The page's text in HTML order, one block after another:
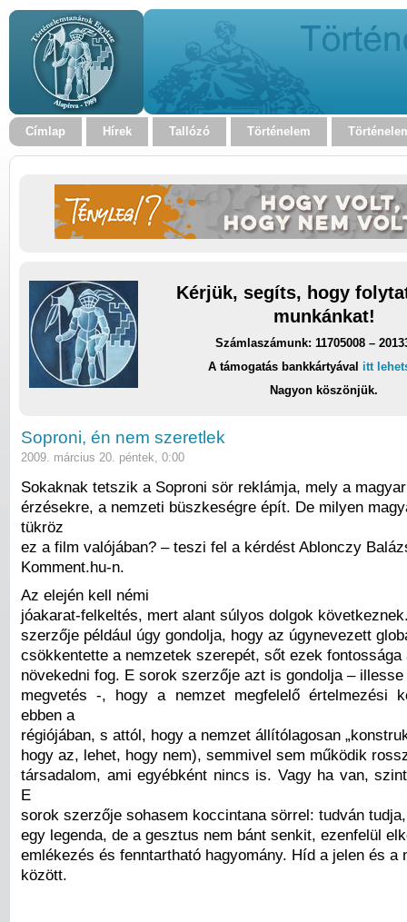
Címlap Hírek Tallózó Történelem
Kérjük, segíts, hogy
munkánkat!
Számlaszámunk: 11705008 –
A támogatás bankkártyával itt
Nagyon köszönjük.
Soproni, én nem szeretlek
2009. március 20. péntek, 0:00
Sokaknak tetszik a Soproni sör reklámja, mely a
érzésekre, a nemzeti büszkeségre épít. De milyen
tükröz
ez a film valójában? – teszi fel a kérdést Ablonczy
Komment.hu-n.
Az elején kell némi
jóakarat-felkeltés, mert alant súlyos dolgok
szerzője például úgy gondolja, hogy az úgynevezett
csökkentette a nemzetek szerepét, sőt ezek fontossága
növekedni fog. E sorok szerzője azt is gondolja –
megvetés -, hogy a nemzet megfelelő értelmezési
ebben a
régiójában, s attól, hogy a nemzet állítólagosan
hogy az, lehet, hogy nem), semmivel sem működik
társadalom, ami egyébként nincs is. Vagy ha van,
E
sorok szerzője sohasem koccintana sörrel: tudván
egy legenda, de a gesztus nem bánt senkit, ezenfelül
emlékezés és fenntartható hagyomány. Híd a jelen és a
között.